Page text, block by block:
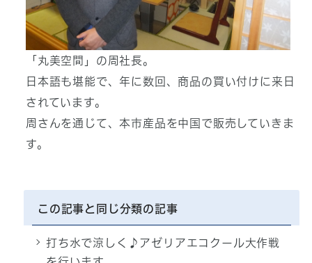
「丸美空間」の周社長。
日本語も堪能で、年に数回、商品の買い付けに来日
されています。
周さんを通じて、本市産品を中国で販売していきま
す。
この記事と同じ分類の記事
打ち水で涼しく♪アゼリアエコクール大作戦